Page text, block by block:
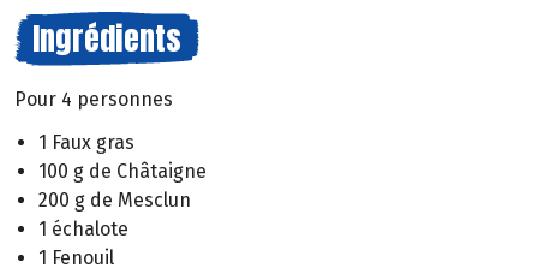
Ingrédients
Pour 4 personnes
1 Faux gras
100 g de Châtaigne
200 g de Mesclun
1 échalote
1 Fenouil